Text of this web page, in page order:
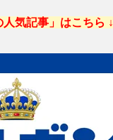
人気記事」はこちら ↓